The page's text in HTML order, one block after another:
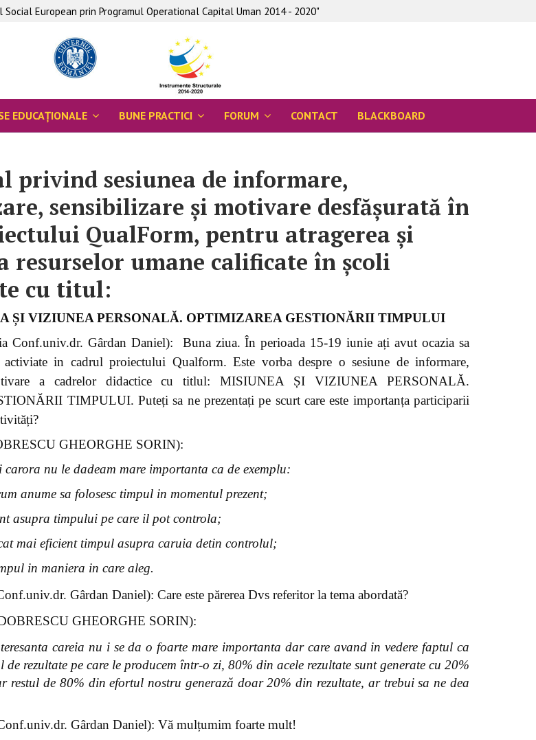
European prin Programul Operational Capital Uman 2014 - 2020"
EDUCAŢIONALE BUNE PRACTICI FORUM CONTACT BLACKBOARD
privind sesiunea de informare,
sensibilizare și motivare desfășurată în
QualForm, pentru atragerea și
resurselor umane calificate în școli
cu titul:
ȘI VIZIUNEA PERSONALĂ. OPTIMIZAREA GESTIONĂRII TIMPULUI
Conf.univ.dr. Gârdan Daniel): Buna ziua. În perioada 15-19 iunie ați avut ocazia sa
in cadrul proiectului Qualform. Este vorba despre o sesiune de informare,
a cadrelor didactice cu titlul: MISIUNEA ȘI VIZIUNEA PERSONALĂ.
TIMPULUI. Puteți sa ne prezentați pe scurt care este importanța participarii
GHEORGHE SORIN):
nu le dadeam mare importanta ca de exemplu:
anume sa folosesc timpul in momentul prezent;
asupra timpului pe care il pot controla;
mai eficient timpul asupra caruia detin controlul;
in maniera in care aleg.
Gârdan Daniel): Care este părerea Dvs referitor la tema abordată?
GHEORGHE SORIN):
careia nu i se da o foarte mare importanta dar care avand in vedere faptul ca
rezultate pe care le producem într-o zi, 80% din acele rezultate sunt generate cu 20%
restul de 80% din efortul nostru generază doar 20% din rezultate, ar trebui sa ne dea
Gârdan Daniel): Vă mulțumim foarte mult!